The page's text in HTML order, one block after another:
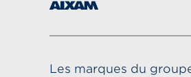
Les marques du